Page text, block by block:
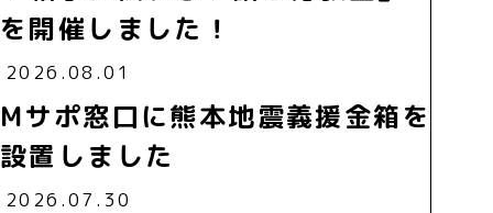
を開催しました！
2026.08.01
Mサポ窓口に熊本地震義援金箱を
設置しました
2026.07.30